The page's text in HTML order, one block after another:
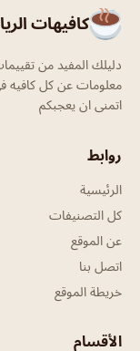
كافيهات
دليلك المفيد من
معلومات عن كل كافيه
اتمنى ان يعجبكم
روابط
الرئيسية
كل التصنيفات
عن الموقع
اتصل بنا
خريطة الموقع
الأقسام